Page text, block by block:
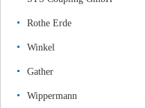
Rothe Erde
Winkel
Gather
Wippermann